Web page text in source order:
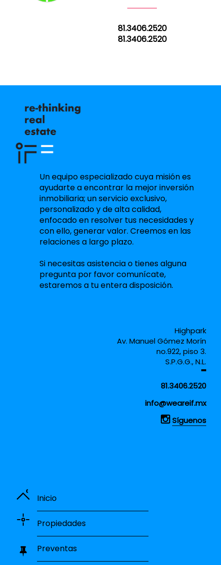
81.3406.2520
81.3406.2520
Un equipo especializado cuya misión es
ayudarte a encontrar la mejor inversión
inmobiliaria; un servicio exclusivo,
personalizado y de alta calidad,
enfocado en resolver tus necesidades y
con ello, generar valor. Creemos en las
relaciones a largo plazo.
Si necesitas asistencia o tienes alguna
pregunta por favor comunícate,
estaremos a tu entera disposición.
Highpark
Av. Manuel Gómez Morín
no.922, piso 3.
S.P.G.G., N.L.
81.3406.2520
info@weareif.mx
Síguenos
Inicio
Propiedades
Preventas